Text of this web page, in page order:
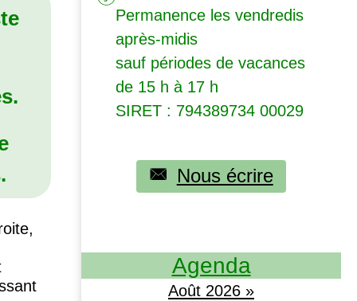
Permanence les vendredis
après-midis
sauf périodes de vacances
de 15 h à 17 h
SIRET : 794389734 00029
Nous écrire
Agenda
Août 2026 »